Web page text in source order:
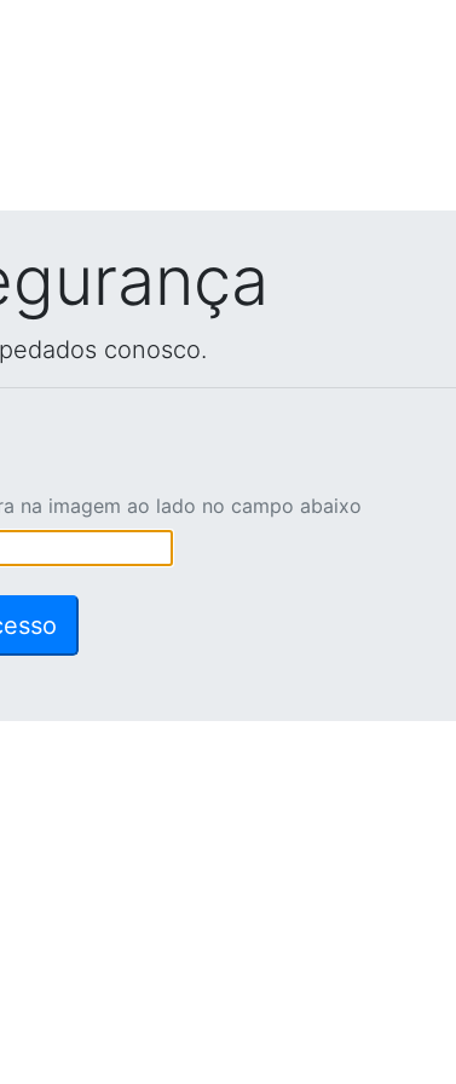
conosco.
na imagem ao lado no campo abaixo